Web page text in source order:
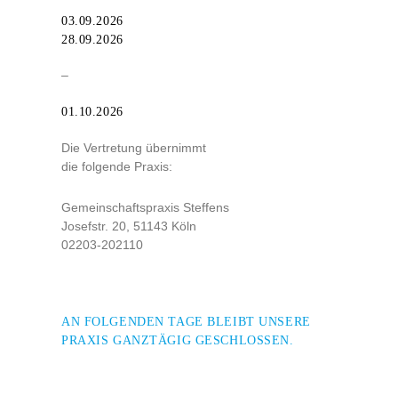
03.09.2026
28.09.2026
–
01.10.2026
Die Vertretung übernimmt
die folgende Praxis:
Gemeinschaftspraxis Steffens
Josefstr. 20, 51143 Köln
02203-202110
AN FOLGENDEN TAGE BLEIBT UNSERE
PRAXIS GANZTÄGIG GESCHLOSSEN.